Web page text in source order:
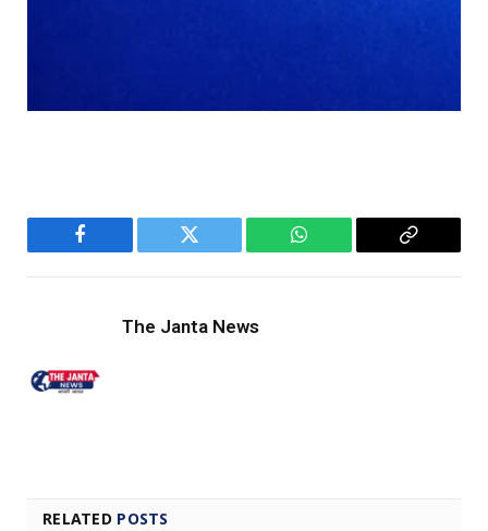
Facebook Twitter WhatsApp
Copy
The Janta News
RELATED POSTS